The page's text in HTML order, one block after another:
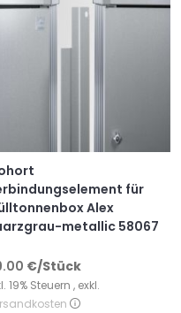
für
Alex
metallic 58067
€/Stück
19% Steuern , exkl.